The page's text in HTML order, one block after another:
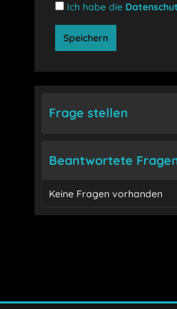
Ich habe die
Speichern
Frage stellen
Beantwortete
Keine Fragen vorhanden